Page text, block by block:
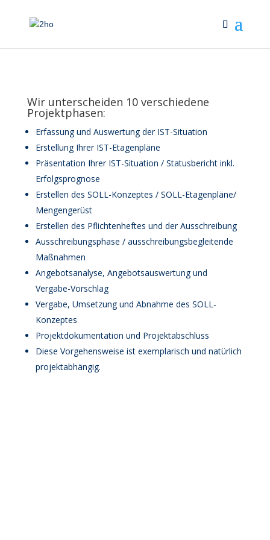
Wir unterscheiden 10 verschiedene
Projektphasen:
Erfassung und Auswertung der IST-Situation
Erstellung Ihrer IST-Etagenpläne
Präsentation Ihrer IST-Situation / Statusbericht inkl.
Erfolgsprognose
Erstellen des SOLL-Konzeptes / SOLL-Etagenpläne/
Mengengerüst
Erstellen des Pflichtenheftes und der Ausschreibung
Ausschreibungsphase / ausschreibungsbegleitende
Maßnahmen
Angebotsanalyse, Angebotsauswertung und
Vergabe-Vorschlag
Vergabe, Umsetzung und Abnahme des SOLL-
Konzeptes
Projektdokumentation und Projektabschluss
Diese Vorgehensweise ist exemplarisch und natürlich
projektabhängig.